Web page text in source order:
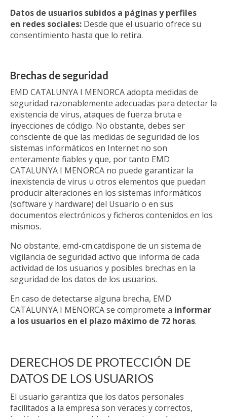
Datos de usuarios subidos a páginas y perfiles
en redes sociales: Desde que el usuario ofrece su
consentimiento hasta que lo retira.
Brechas de seguridad
EMD CATALUNYA I MENORCA adopta medidas de
seguridad razonablemente adecuadas para detectar la
existencia de virus, ataques de fuerza bruta e
inyecciones de código. No obstante, debes ser
consciente de que las medidas de seguridad de los
sistemas informáticos en Internet no son
enteramente fiables y que, por tanto EMD
CATALUNYA I MENORCA no puede garantizar la
inexistencia de virus u otros elementos que puedan
producir alteraciones en los sistemas informáticos
(software y hardware) del Usuario o en sus
documentos electrónicos y ficheros contenidos en los
mismos.
No obstante, emd-cm.catdispone de un sistema de
vigilancia de seguridad activo que informa de cada
actividad de los usuarios y posibles brechas en la
seguridad de los datos de los usuarios.
En caso de detectarse alguna brecha, EMD
CATALUNYA I MENORCA se compromete a informar
a los usuarios en el plazo máximo de 72 horas.
DERECHOS DE PROTECCIÓN DE
DATOS DE LOS USUARIOS
El usuario garantiza que los datos personales
facilitados a la empresa son veraces y correctos,